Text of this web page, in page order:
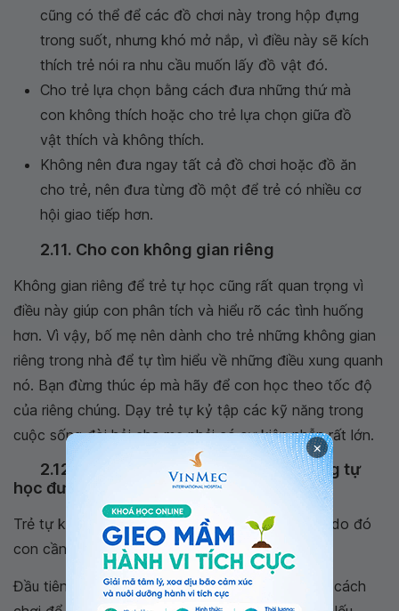
cũng có thể để các đồ chơi này trong hộp đựng
trong suốt, nhưng khó mở nắp, vì điều này sẽ kích
thích trẻ nói ra nhu cầu muốn lấy đồ vật đó.
Cho trẻ lựa chọn bằng cách đưa những thứ mà
con không thích hoặc cho trẻ lựa chọn giữa đồ
vật thích và không thích.
Không nên đưa ngay tất cả đồ chơi hoặc đồ ăn
cho trẻ, nên đưa từng đồ một để trẻ có nhiều cơ
hội giao tiếp hơn.
2.11. Cho con không gian riêng
Không gian riêng để trẻ tự học cũng rất quan trọng vì
điều này giúp con phân tích và hiểu rõ các tình huống
hơn. Vì vậy, bố mẹ nên dành cho trẻ những không gian
riêng trong nhà để tự tìm hiểu về những điều xung quanh
nó. Bạn đừng thúc ép mà hãy để con học theo tốc độ
của riêng chúng. Dạy trẻ tự kỷ tập các kỹ năng trong
cuộc sống đòi hỏi cha mẹ phải có sự kiên nhẫn rất lớn.
2.12. Nhắc trẻ những việc mà trẻ không tự
học được trong những lần đầu tiên
Trẻ tự kỷ rất khó để học bằng cách bắt chước, do đó
con cần được dạy chính xác về việc nên làm.
Đầu tiên cha mẹ cần làm mẫu các kỹ năng hoặc cách
×